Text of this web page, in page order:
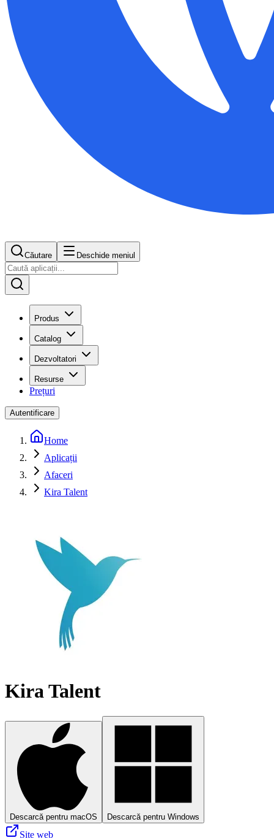
Căutare Deschide meniul
Produs
Catalog
Dezvoltatori
Resurse
Prețuri
Autentificare
Home
Aplicații
Afaceri
Kira Talent
Kira Talent
Descarcă pentru macOS Descarcă pentru Windows
Site web